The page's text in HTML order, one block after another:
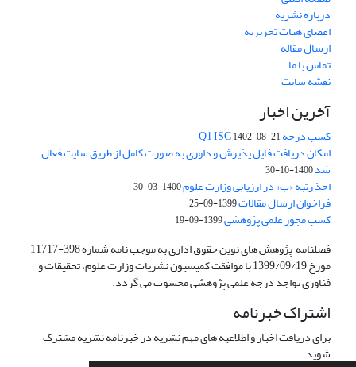
درباره نشریه
اعضای هیات تحریریه
ارسال مقاله
تماس با ما
نقشه سایت
آخرین اخبار
کسب درجه Q1 ISC1402-08-21
امکان دریافت فایل پذیرش و داوری به صورت کامل از طریق سایت فعال
شد1400-10-30
اخذ رتبه «ب» در ارزیابی وزارت علوم1400-03-30
فراخوان ارسال مقالات1399-09-25
کسب مجوز علمی پژوهشی1399-09-19
فصلنامه پژوهش های نوین حقوق اداری به موجب نامه شماره 398-11717
مورخ 1399/09/19 با موافقت کمیسیون نشریات وزارت علوم، تحقیقات و
فناوری بواجد درجه علمی پژوهشی محسوب می گردد.
اشتراک خبرنامه
برای دریافت اخبار و اطلاعیه های مهم نشریه در خبرنامه نشریه مشترک
شوید.